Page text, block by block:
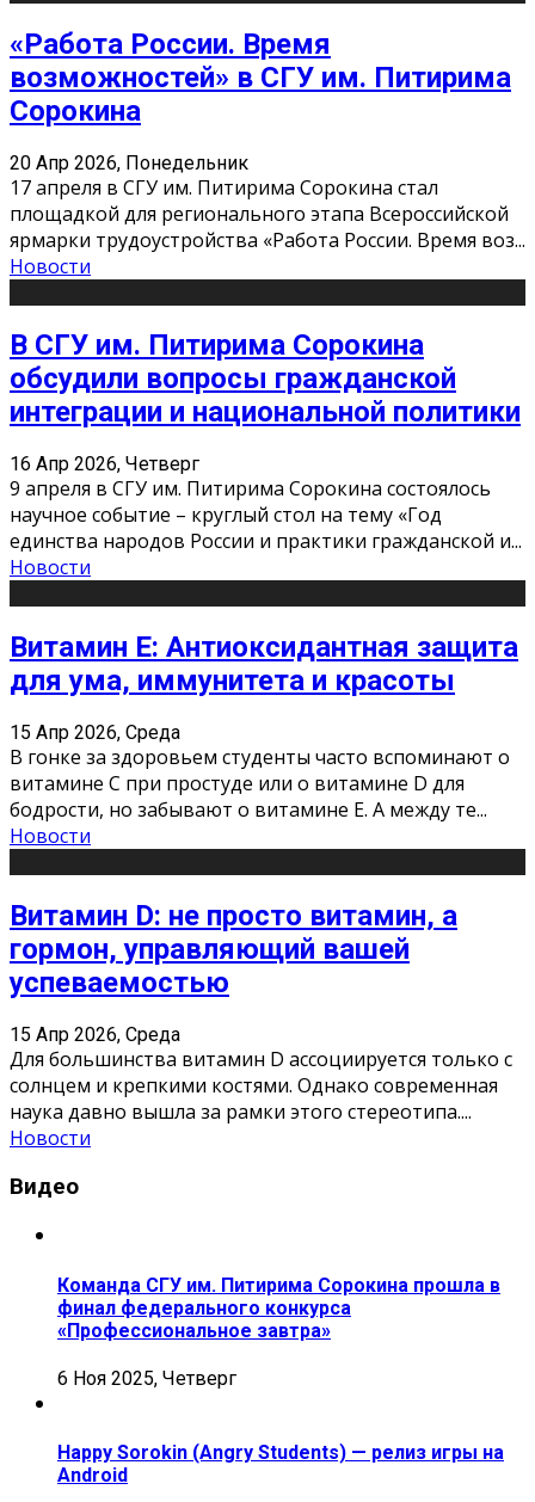
«Работа России. Время
возможностей» в СГУ им. Питирима
Сорокина
20 Апр 2026, Понедельник
17 апреля в СГУ им. Питирима Сорокина стал
площадкой для регионального этапа Всероссийской
ярмарки трудоустройства «Работа России. Время воз...
Новости
В СГУ им. Питирима Сорокина
обсудили вопросы гражданской
интеграции и национальной политики
16 Апр 2026, Четверг
9 апреля в СГУ им. Питирима Сорокина состоялось
научное событие – круглый стол на тему «Год
единства народов России и практики гражданской и...
Новости
Витамин Е: Антиоксидантная защита
для ума, иммунитета и красоты
15 Апр 2026, Среда
В гонке за здоровьем студенты часто вспоминают о
витамине С при простуде или о витамине D для
бодрости, но забывают о витамине Е. А между те...
Новости
Витамин D: не просто витамин, а
гормон, управляющий вашей
успеваемостью
15 Апр 2026, Среда
Для большинства витамин D ассоциируется только с
солнцем и крепкими костями. Однако современная
наука давно вышла за рамки этого стереотипа....
Новости
Видео
Команда СГУ им. Питирима Сорокина прошла в
финал федерального конкурса
«Профессиональное завтра»
6 Ноя 2025, Четверг
Happy Sorokin (Angry Students) — релиз игры на
Android